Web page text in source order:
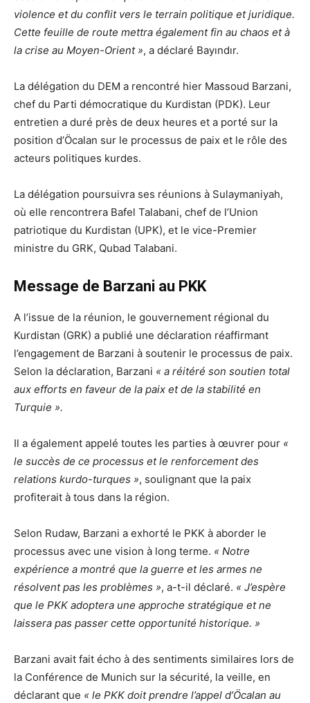
violence et du conflit vers le terrain politique et juridique.
Cette feuille de route mettra également fin au chaos et à
la crise au Moyen-Orient », a déclaré Bayındır.
La délégation du DEM a rencontré hier Massoud Barzani,
chef du Parti démocratique du Kurdistan (PDK). Leur
entretien a duré près de deux heures et a porté sur la
position d’Öcalan sur le processus de paix et le rôle des
acteurs politiques kurdes.
La délégation poursuivra ses réunions à Sulaymaniyah,
où elle rencontrera Bafel Talabani, chef de l’Union
patriotique du Kurdistan (UPK), et le vice-Premier
ministre du GRK, Qubad Talabani.
Message de Barzani au PKK
A l’issue de la réunion, le gouvernement régional du
Kurdistan (GRK) a publié une déclaration réaffirmant
l’engagement de Barzani à soutenir le processus de paix.
Selon la déclaration, Barzani « a réitéré son soutien total
aux efforts en faveur de la paix et de la stabilité en
Turquie ».
Il a également appelé toutes les parties à œuvrer pour «
le succès de ce processus et le renforcement des
relations kurdo-turques », soulignant que la paix
profiterait à tous dans la région.
Selon Rudaw, Barzani a exhorté le PKK à aborder le
processus avec une vision à long terme. « Notre
expérience a montré que la guerre et les armes ne
résolvent pas les problèmes », a-t-il déclaré. « J’espère
que le PKK adoptera une approche stratégique et ne
laissera pas passer cette opportunité historique. »
Barzani avait fait écho à des sentiments similaires lors de
la Conférence de Munich sur la sécurité, la veille, en
déclarant que « le PKK doit prendre l’appel d’Öcalan au